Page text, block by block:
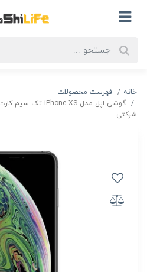
خانه
فهرست محصولات
شرکتی